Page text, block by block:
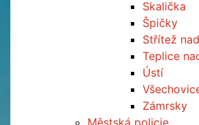
Skalička
Špičky
Střítež
Teplice
Ústí
Zámrsky
Městská policie